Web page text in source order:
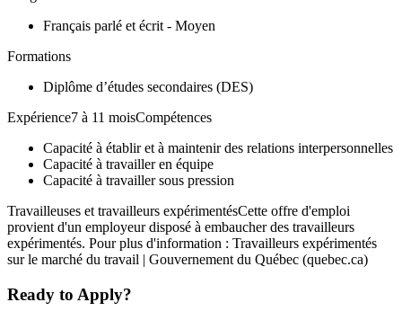
Français parlé et écrit - Moyen
Formations
Diplôme d’études secondaires (DES)
Expérience7 à 11 moisCompétences
Capacité à établir et à maintenir des relations interpersonnelles
Capacité à travailler en équipe
Capacité à travailler sous pression
Travailleuses et travailleurs expérimentésCette offre d'emploi
provient d'un employeur disposé à embaucher des travailleurs
expérimentés. Pour plus d'information : Travailleurs expérimentés
sur le marché du travail | Gouvernement du Québec (quebec.ca)
Ready to Apply?